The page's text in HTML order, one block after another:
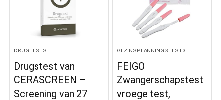
DRUGTESTS
Drugstest van
CERASCREEN –
Screening van 27
GEZINSPLANNINGSTESTS
FEIGO
Zwangerschapstest
vroege test,